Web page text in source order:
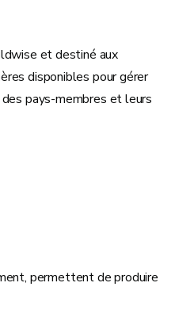
et destiné aux
disponibles pour gérer
des pays-membres et leurs
permettent de produire